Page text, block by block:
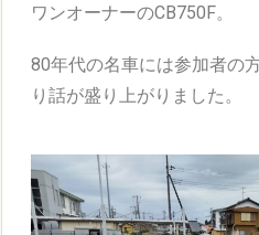
ワンオーナーのCB750F。
80年代の名車には参加者の
り話が盛り上がりました。